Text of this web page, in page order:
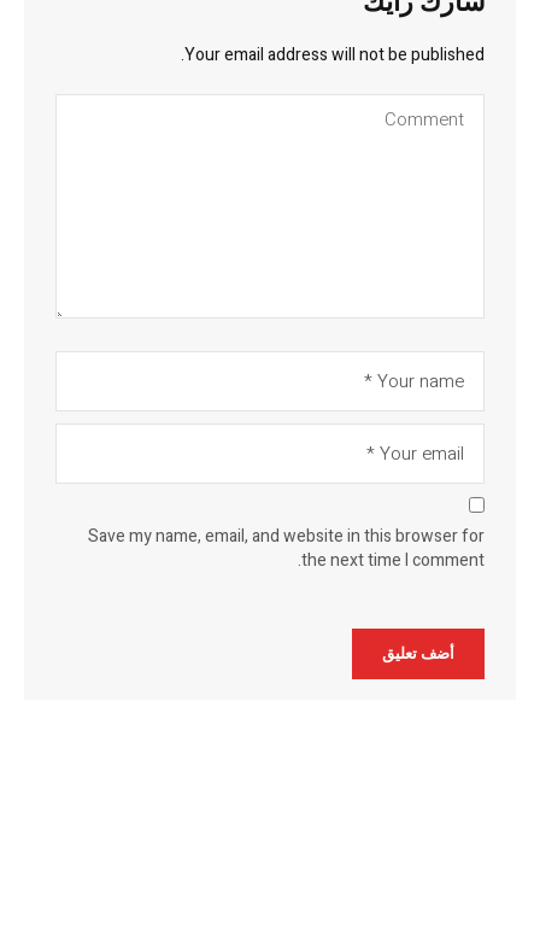
Your email address will not be published.
Save my name, email, and website in this browser for
the next time I comment.